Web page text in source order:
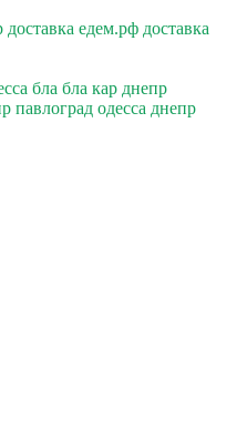
доставка едем.рф доставка
бла бла кар днепр
павлоград одесса днепр